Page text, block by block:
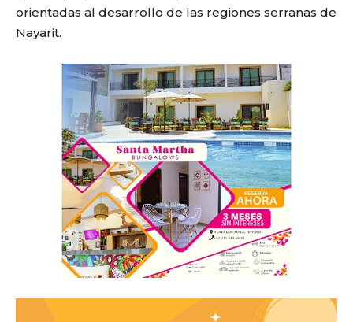
orientadas al desarrollo de las regiones serranas de
Nayarit.